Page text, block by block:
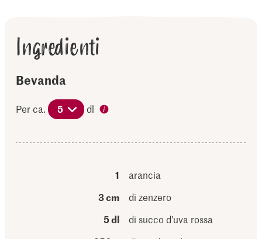
Ingredienti
Bevanda
Per ca. 5 dl
1
arancia
3 cm
di zenzero
5 dl
di succo d’uva rossa